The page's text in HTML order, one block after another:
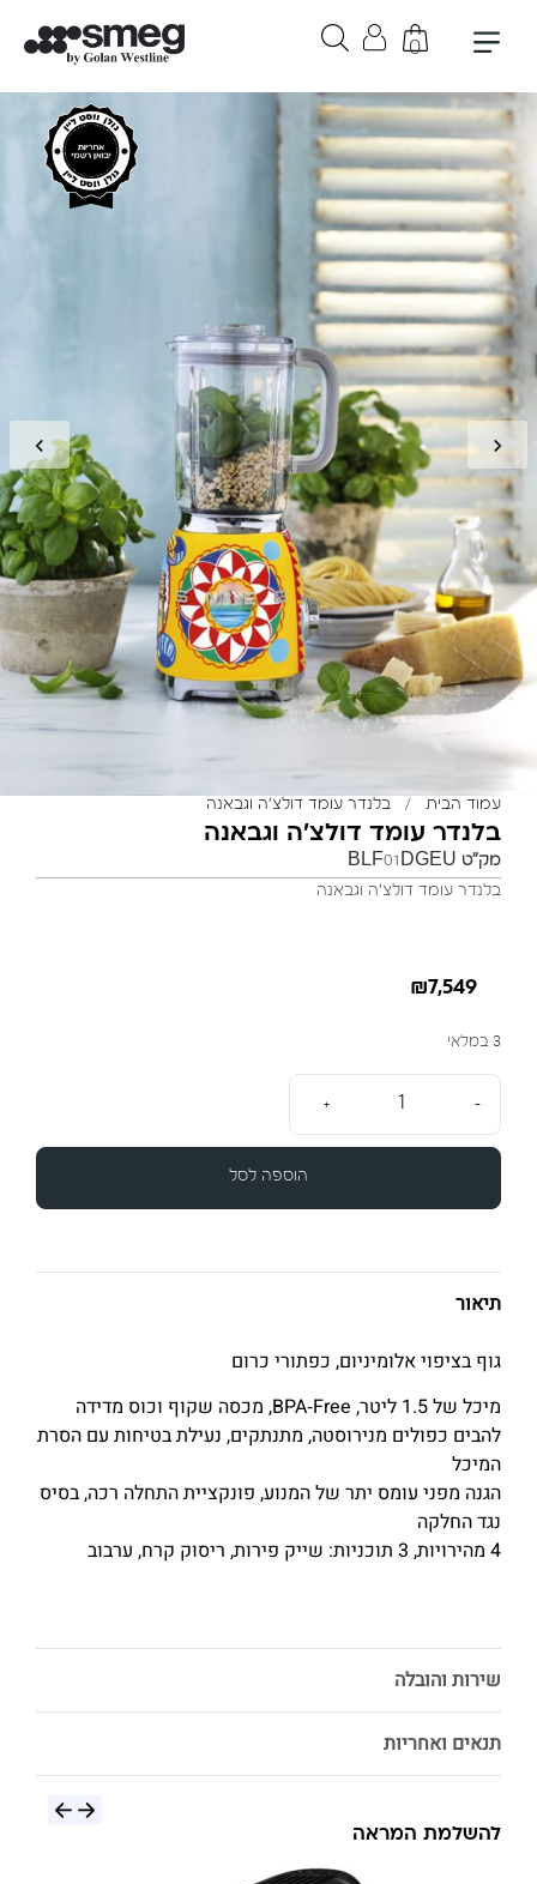
0
עמוד הבית / בלנדר עומד דולצ’ה וגבאנה
בלנדר עומד דולצ’ה וגבאנה
מק"ט BLF01DGEU
בלנדר עומד דולצ’ה וגבאנה
₪7,549
3 במלאי
-
+
הוספה לסל
תיאור
גוף בציפוי אלומיניום, כפתורי כרום
מיכל של 1.5 ליטר, BPA‐Free, מכסה שקוף וכוס מדידה
להבים כפולים מנירוסטה, מתנתקים, נעילת בטיחות עם הסרת
המיכל
הגנה מפני עומס יתר של המנוע, פונקציית התחלה רכה, בסיס
נגד החלקה
4 מהירויות, 3 תוכניות: שייק פירות, ריסוק קרח, ערבוב
שירות והובלה
תנאים ואחריות
להשלמת המראה
בקבוק אורבן 1 ליטר בצבע לבן
₪279